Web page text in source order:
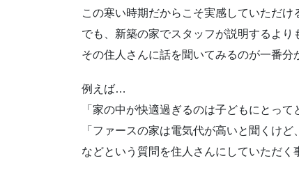
この寒い時期だからこそ実感していただけ
でも、新築の家でスタッフが説明するより
その住人さんに話を聞いてみるのが一番分
例えば…
「家の中が快適過ぎるのは子どもにとって
「ファースの家は電気代が高いと聞くけど
などという質問を住人さんにしていただく